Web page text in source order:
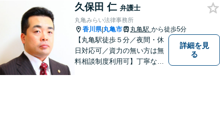
久保田 仁 弁護士
丸亀みらい法律事務所
香川県|丸亀市 丸亀駅 から徒歩5分
【丸亀駅徒歩５分／夜間・休
日対応可／資力の無い方は無
料相談制度利用可】丁寧な対
詳細を見
る